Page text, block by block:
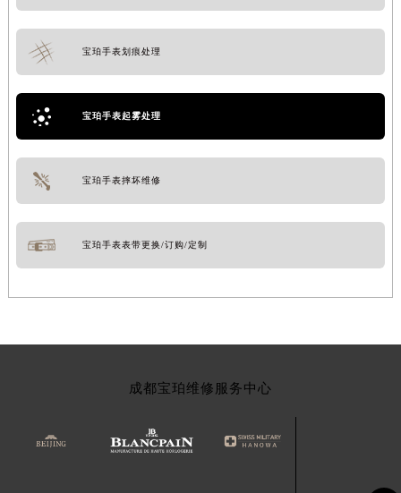
宝珀手表划痕处理
宝珀手表起雾处理
宝珀手表摔坏维修
宝珀手表表带更换/订购/定制
成都宝珀维修服务中心